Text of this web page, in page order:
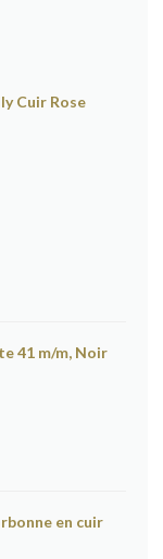
Cuir Rose
41 m/m, Noir
en cuir